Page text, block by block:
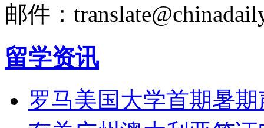
邮件：
留学资讯
罗马美国大学首期暑